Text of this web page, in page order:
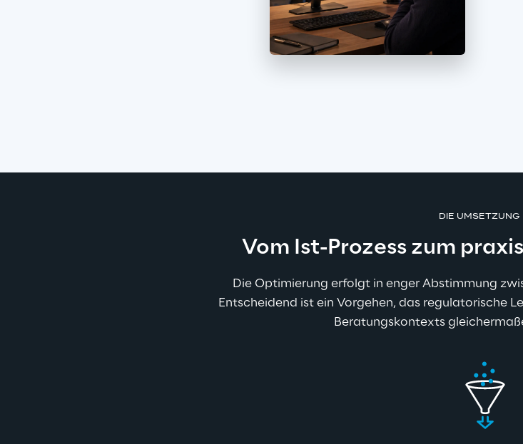
DIE UMSETZUNG
Vom Ist-Prozess zum
Die Optimierung erfolgt in enger Abstimmung
Entscheidend ist ein Vorgehen, das regulatorische
Beratungskontexts